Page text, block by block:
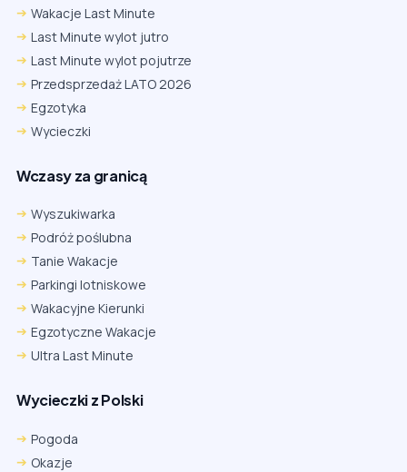
Wakacje Last Minute
Last Minute wylot jutro
Last Minute wylot pojutrze
Przedsprzedaż LATO 2026
Egzotyka
Wycieczki
Wczasy za granicą
Wyszukiwarka
Podróż poślubna
Tanie Wakacje
Parkingi lotniskowe
Wakacyjne Kierunki
Egzotyczne Wakacje
Ultra Last Minute
Wycieczki z Polski
Pogoda
Okazje
Firefox